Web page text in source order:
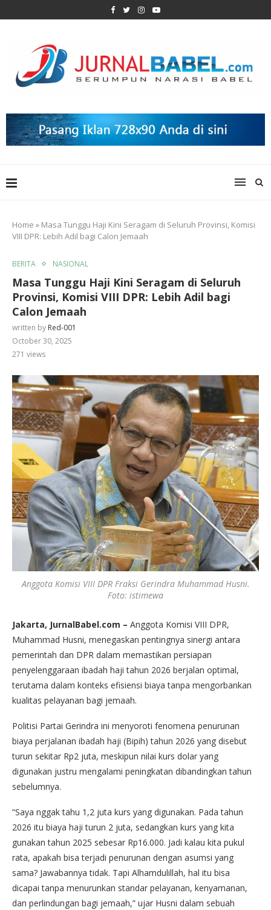
Home » Masa Tunggu Haji Kini Seragam di Seluruh Provinsi, Komisi
VIII DPR: Lebih Adil bagi Calon Jemaah
BERITA NASIONAL
Masa Tunggu Haji Kini Seragam di Seluruh
Provinsi, Komisi VIII DPR: Lebih Adil bagi
Calon Jemaah
written by Red-001
October 30, 2025
271 views
Anggota Komisi VIII DPR Fraksi Gerindra Muhammad Husni.
Foto: istimewa
Jakarta, JurnalBabel.com – Anggota Komisi VIII DPR,
Muhammad Husni, menegaskan pentingnya sinergi antara
pemerintah dan DPR dalam memastikan persiapan
penyelenggaraan ibadah haji tahun 2026 berjalan optimal,
terutama dalam konteks efisiensi biaya tanpa mengorbankan
kualitas pelayanan bagi jemaah.
Politisi Partai Gerindra ini menyoroti fenomena penurunan
biaya perjalanan ibadah haji (Bipih) tahun 2026 yang disebut
turun sekitar Rp2 juta, meskipun nilai kurs dolar yang
digunakan justru mengalami peningkatan dibandingkan tahun
sebelumnya.
“Saya nggak tahu 1,2 juta kurs yang digunakan. Pada tahun
2026 itu biaya haji turun 2 juta, sedangkan kurs yang kita
gunakan tahun 2025 sebesar Rp16.000. Jadi kalau kita pukul
rata, apakah bisa terjadi penurunan dengan asumsi yang
sama? Jawabannya tidak. Tapi Alhamdulillah, hal itu bisa
dicapai tanpa menurunkan standar pelayanan, kenyamanan,
dan perlindungan bagi jemaah,” ujar Husni dalam sebuah